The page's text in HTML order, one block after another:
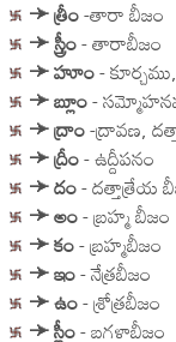
➛త్రీం-తారా బీజం
➛స్త్రీం- తారాబీజం
➛హూం-
➛బ్లూం-
➛ద్రాం-ద్రావణ,
➛ద్రీం- ఉద్దీపనం
➛దం- దత్తాత్రేయ
➛అం- బ్రహ్మ బీజం
➛కం- బ్రహ్మబీజం
➛ఇం- నేత్రబీజం
➛ఉం- శ్రోత్రబీజం
➛స్లీం- బగళాబీజం